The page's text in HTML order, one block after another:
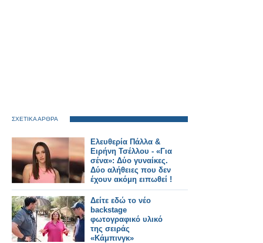
ΣΧΕΤΙΚΑ ΑΡΘΡΑ
Ελευθερία Πάλλα &
Ειρήνη Τσέλλου - «Για
σένα»: Δύο γυναίκες.
Δύο αλήθειες που δεν
έχουν ακόμη ειπωθεί !
Έρχεται στον Alpha!
Δείτε εδώ το νέο
backstage
φωτογραφικό υλικό
της σειράς
«Κάμπινγκ»